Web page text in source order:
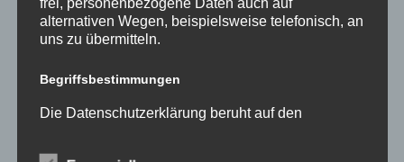
Sportfest 2026 im Goystadion
Gruß vom Förderverein
Gemeinschaft
Exkursionstag der Einführungsphase (EF/11)
Neueste Kommentare
alternativen Wegen, beispielsweise telefonisch, an
uns zu übermitteln.
Begriffsbestimmungen
Die Datenschutzerklärung beruht auf den